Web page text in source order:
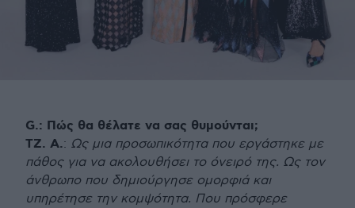
G.: Πώς θα θέλατε να σας θυμούνται;
ΤΖ. Α.: Ως μια προσωπικότητα που εργάστηκε με
πάθος για να ακολουθήσει το όνειρό της. Ως τον
άνθρωπο που δημιούργησε ομορφιά και
υπηρέτησε την κομψότητα. Που πρόσφερε